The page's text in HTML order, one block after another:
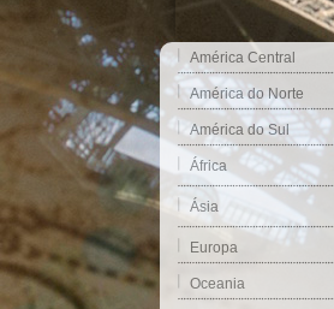
América Central
América do Norte
América do Sul
África
Ásia
Europa
Oceania